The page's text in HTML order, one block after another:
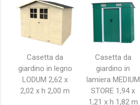
Casetta da
giardino in legno
LODUM 2,62 x
2,02 x h 2,00 m
Casetta da
giardino in
lamiera MEDIUM
STORE 1,94 x
1,21 x h 1,82 m